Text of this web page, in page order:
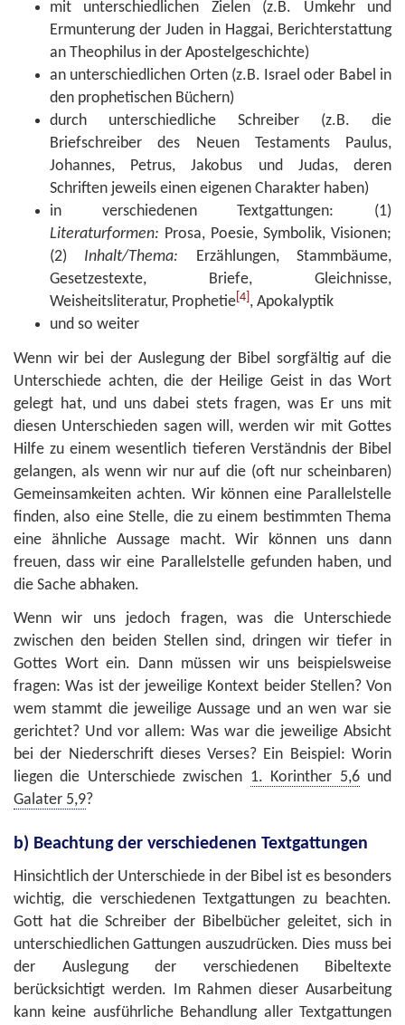
mit unterschiedlichen Zielen (z.B. Umkehr und
Ermunterung der Juden in Haggai, Berichterstattung
an Theophilus in der Apostelgeschichte)
an unterschiedlichen Orten (z.B. Israel oder Babel in
den prophetischen Büchern)
durch unterschiedliche Schreiber (z.B. die
Briefschreiber des Neuen Testaments Paulus,
Johannes, Petrus, Jakobus und Judas, deren
Schriften jeweils einen eigenen Charakter haben)
in verschiedenen Textgattungen: (1)
Literaturformen: Prosa, Poesie, Symbolik, Visionen;
(2) Inhalt/Thema: Erzählungen, Stammbäume,
Gesetzestexte, Briefe, Gleichnisse,
Weisheitsliteratur, Prophetie [4] , Apokalyptik
und so weiter
Wenn wir bei der Auslegung der Bibel sorgfältig auf die
Unterschiede achten, die der Heilige Geist in das Wort
gelegt hat, und uns dabei stets fragen, was Er uns mit
diesen Unterschieden sagen will, werden wir mit Gottes
Hilfe zu einem wesentlich tieferen Verständnis der Bibel
gelangen, als wenn wir nur auf die (oft nur scheinbaren)
Gemeinsamkeiten achten. Wir können eine Parallelstelle
finden, also eine Stelle, die zu einem bestimmten Thema
eine ähnliche Aussage macht. Wir können uns dann
freuen, dass wir eine Parallelstelle gefunden haben, und
die Sache abhaken.
Wenn wir uns jedoch fragen, was die Unterschiede
zwischen den beiden Stellen sind, dringen wir tiefer in
Gottes Wort ein. Dann müssen wir uns beispielsweise
fragen: Was ist der jeweilige Kontext beider Stellen? Von
wem stammt die jeweilige Aussage und an wen war sie
gerichtet? Und vor allem: Was war die jeweilige Absicht
bei der Niederschrift dieses Verses? Ein Beispiel: Worin
liegen die Unterschiede zwischen 1. Korinther 5,6und
Galater 5,9?
b) Beachtung der verschiedenen Textgattungen
Hinsichtlich der Unterschiede in der Bibel ist es besonders
wichtig, die verschiedenen Textgattungen zu beachten.
Gott hat die Schreiber der Bibelbücher geleitet, sich in
unterschiedlichen Gattungen auszudrücken. Dies muss bei
der Auslegung der verschiedenen Bibeltexte
berücksichtigt werden. Im Rahmen dieser Ausarbeitung
kann keine ausführliche Behandlung aller Textgattungen